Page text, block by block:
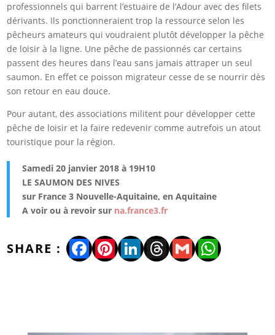
professionnels qui barrent l’estuaire de l’Adour avec des filets
dérivants. Ils ponctionneraient trop la ressource selon les
pêcheurs amateurs qui voudraient plutôt développer la pêche
de loisir à la ligne. Une pêche de passionnés car certains
passent des heures dans l’eau sans jamais attraper un seul
saumon. En effet ce poisson migrateur cesse de se nourrir dès
son retour en eau douce.
Pour autant, des associations militent pour développer cette
pêche de loisir et la faire redevenir comme autrefois un atout
touristique pour la région.
Samedi 20 janvier 2018 à 19H10
LE SAUMON DES NIVES
sur France 3 Nouvelle-Aquitaine, en Aquitaine
A voir ou à revoir sur na.france3.fr
Facebook
Pinterest
LinkedIn
Threads
Gmail